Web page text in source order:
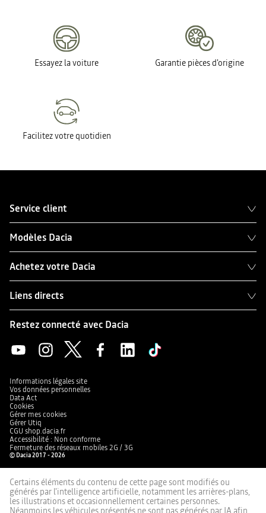
Essayez la voiture Garantie pièces d'origine
Facilitez votre quotidien
Service client
Modèles Dacia
Achetez votre Dacia
Liens directs
Restez connecté avec Dacia
Informations légales site
Vos données personnelles
Data Act
Cookies
Gérer mes cookies
Gérer Utiq
CGU shop.dacia.fr
Accessibilité : Non conforme
Fermeture des réseaux mobiles 2G / 3G
© Dacia 2017 - 2026
Certains éléments du contenu de cette page sont modifiés ou
générés par l'intelligence artificielle, notamment les arrières-plans,
les illustrations et occasionnellement certaines personnes.